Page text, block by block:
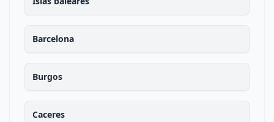
Barcelona
Burgos
Caceres